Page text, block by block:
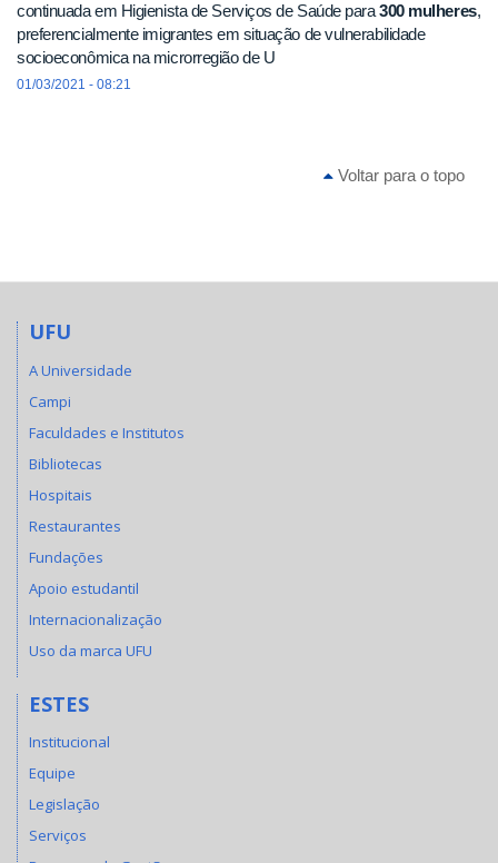
continuada em Higienista de Serviços de Saúde para300 mulheres,
preferencialmente imigrantes em situação de vulnerabilidade
socioeconômica na microrregião de U
01/03/2021 - 08:21
Voltar para o topo
UFU
A Universidade
Campi
Faculdades e Institutos
Bibliotecas
Hospitais
Restaurantes
Fundações
Apoio estudantil
Internacionalização
Uso da marca UFU
ESTES
Institucional
Equipe
Legislação
Serviços